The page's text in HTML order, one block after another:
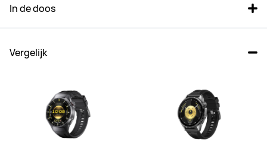
In de doos
Vergelijk